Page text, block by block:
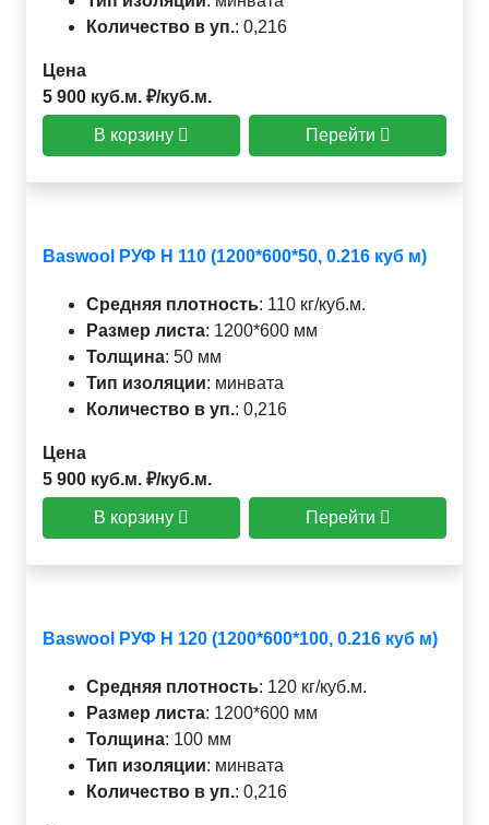
Количество в уп.: 0,216
Цена
5 900 куб.м. ₽/куб.м.
В корзину Перейти
Baswool РУФ Н 110 (1200*600*50, 0.216 куб м)
Средняя плотность: 110 кг/куб.м.
Размер листа: 1200*600 мм
Толщина: 50 мм
Тип изоляции: минвата
Количество в уп.: 0,216
Цена
5 900 куб.м. ₽/куб.м.
В корзину Перейти
Baswool РУФ Н 120 (1200*600*100, 0.216 куб м)
Средняя плотность: 120 кг/куб.м.
Размер листа: 1200*600 мм
Толщина: 100 мм
Тип изоляции: минвата
Количество в уп.: 0,216